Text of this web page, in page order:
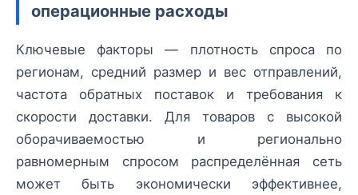
операционные расходы
Ключевые факторы — плотность спроса по
регионам, средний размер и вес отправлений,
частота обратных поставок и требования к
скорости доставки. Для товаров с высокой
оборачиваемостью и регионально
равномерным спросом распределённая сеть
может быть экономически эффективнее,